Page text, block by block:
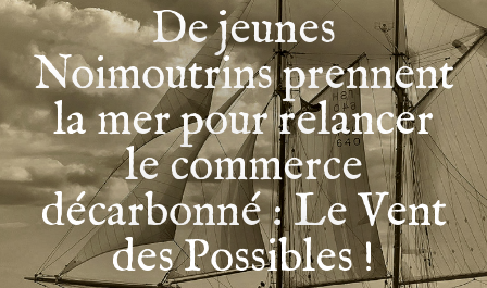
De jeunes
Noimoutrins prennent
la mer pour relancer
le commerce
décarbonné : Le Vent
des Possibles !